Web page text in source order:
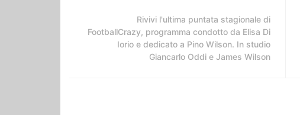
Rivivi l'ultima puntata stagionale di
FootballCrazy, programma condotto da Elisa Di
Iorio e dedicato a Pino Wilson. In studio
Giancarlo Oddi e James Wilson